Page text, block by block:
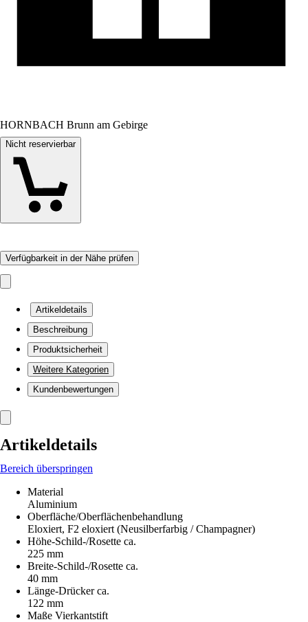
HORNBACH Brunn am Gebirge
Nicht reservierbar
Verfügbarkeit in der Nähe prüfen
Artikeldetails
Beschreibung
Produktsicherheit
Weitere Kategorien
Kundenbewertungen
Artikeldetails
Bereich überspringen
Material
Aluminium
Oberfläche/Oberflächenbehandlung
Eloxiert, F2 eloxiert (Neusilberfarbig / Champagner)
Höhe-Schild-/Rosette ca.
225 mm
Breite-Schild-/Rosette ca.
40 mm
Länge-Drücker ca.
122 mm
Maße Vierkantstift